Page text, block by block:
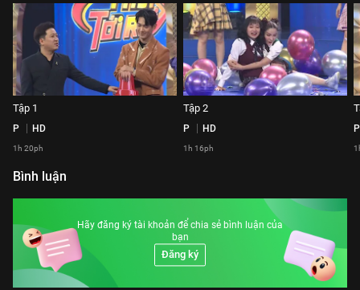
Tập 1
P HD
1h 20ph
Tập 2
P HD
1h 16ph
P
Bình luận
Hãy đăng ký tài khoản để chia sẻ bình luận của
bạn
Đăng ký